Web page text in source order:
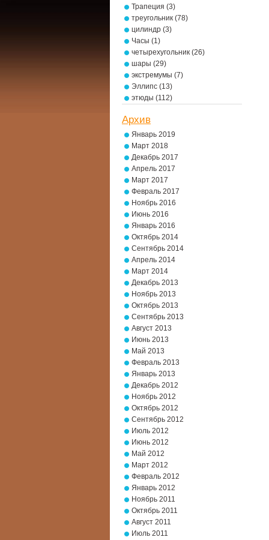
Трапеция (3)
треугольник (78)
цилиндр (3)
Часы (1)
четырехугольник (26)
шары (29)
экстремумы (7)
Эллипс (13)
этюды (112)
Архив
Январь 2019
Март 2018
Декабрь 2017
Апрель 2017
Март 2017
Февраль 2017
Ноябрь 2016
Июнь 2016
Январь 2016
Октябрь 2014
Сентябрь 2014
Апрель 2014
Март 2014
Декабрь 2013
Ноябрь 2013
Октябрь 2013
Сентябрь 2013
Август 2013
Июнь 2013
Май 2013
Февраль 2013
Январь 2013
Декабрь 2012
Ноябрь 2012
Октябрь 2012
Сентябрь 2012
Июль 2012
Июнь 2012
Май 2012
Март 2012
Февраль 2012
Январь 2012
Ноябрь 2011
Октябрь 2011
Август 2011
Июль 2011